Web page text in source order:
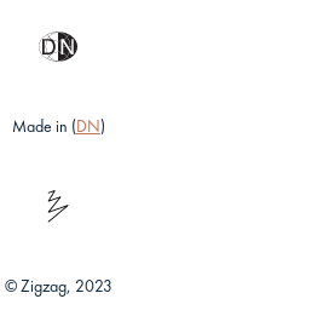
Made in (DN)
© Zigzag, 2023